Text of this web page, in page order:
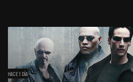
HACE 1 DÍA